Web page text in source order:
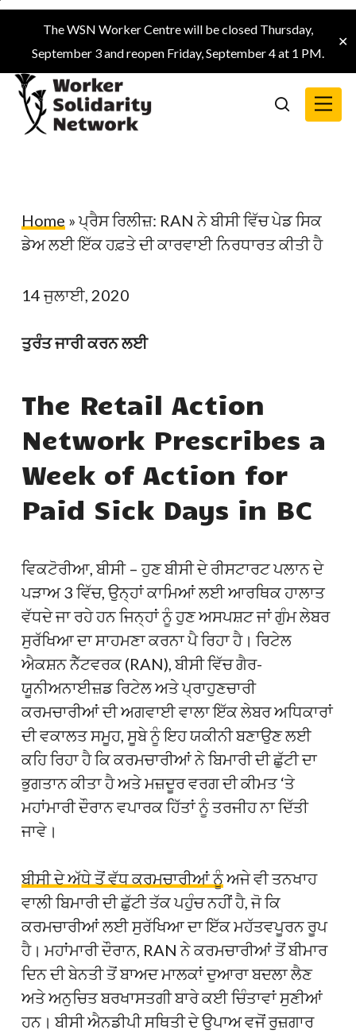
Skip
main
content
The WSN Worker Centre will be closed Thursday,
September 3 and reopen Friday, September 4 at 1 PM.
✕
search
Menu
Home »ਪ੍ਰੈਸ ਰਿਲੀਜ਼: RAN ਨੇ ਬੀਸੀ ਵਿੱਚ ਪੇਡ ਸਿਕ
ਡੇਅ ਲਈ ਇੱਕ ਹਫ਼ਤੇ ਦੀ ਕਾਰਵਾਈ ਨਿਰਧਾਰਤ ਕੀਤੀ ਹੈ
14 ਜੁਲਾਈ, 2020
ਤੁਰੰਤ ਜਾਰੀ ਕਰਨ ਲਈ
The Retail Action
Network Prescribes a
Week of Action for
Paid Sick Days in BC
ਵਿਕਟੋਰੀਆ, ਬੀਸੀ – ਹੁਣ ਬੀਸੀ ਦੇ ਰੀਸਟਾਰਟ ਪਲਾਨ ਦੇ
ਪੜਾਅ 3 ਵਿੱਚ, ਉਨ੍ਹਾਂ ਕਾਮਿਆਂ ਲਈ ਆਰਥਿਕ ਹਾਲਾਤ
ਵੱਧਦੇ ਜਾ ਰਹੇ ਹਨ ਜਿਨ੍ਹਾਂ ਨੂੰ ਹੁਣ ਅਸਪਸ਼ਟ ਜਾਂ ਗੁੰਮ ਲੇਬਰ
ਸੁਰੱਖਿਆ ਦਾ ਸਾਹਮਣਾ ਕਰਨਾ ਪੈ ਰਿਹਾ ਹੈ। ਰਿਟੇਲ
ਐਕਸ਼ਨ ਨੈੱਟਵਰਕ (RAN), ਬੀਸੀ ਵਿੱਚ ਗੈਰ-
ਯੂਨੀਅਨਾਈਜ਼ਡ ਰਿਟੇਲ ਅਤੇ ਪ੍ਰਾਹੁਣਚਾਰੀ
ਕਰਮਚਾਰੀਆਂ ਦੀ ਅਗਵਾਈ ਵਾਲਾ ਇੱਕ ਲੇਬਰ ਅਧਿਕਾਰਾਂ
ਦੀ ਵਕਾਲਤ ਸਮੂਹ, ਸੂਬੇ ਨੂੰ ਇਹ ਯਕੀਨੀ ਬਣਾਉਣ ਲਈ
ਕਹਿ ਰਿਹਾ ਹੈ ਕਿ ਕਰਮਚਾਰੀਆਂ ਨੇ ਬਿਮਾਰੀ ਦੀ ਛੁੱਟੀ ਦਾ
ਭੁਗਤਾਨ ਕੀਤਾ ਹੈ ਅਤੇ ਮਜ਼ਦੂਰ ਵਰਗ ਦੀ ਕੀਮਤ ‘ਤੇ
ਮਹਾਂਮਾਰੀ ਦੌਰਾਨ ਵਪਾਰਕ ਹਿੱਤਾਂ ਨੂੰ ਤਰਜੀਹ ਨਾ ਦਿੱਤੀ
ਜਾਵੇ।
ਬੀਸੀ ਦੇ ਅੱਧੇ ਤੋਂ ਵੱਧ ਕਰਮਚਾਰੀਆਂ ਨੂੰਅਜੇ ਵੀ ਤਨਖਾਹ
ਵਾਲੀ ਬਿਮਾਰੀ ਦੀ ਛੁੱਟੀ ਤੱਕ ਪਹੁੰਚ ਨਹੀਂ ਹੈ, ਜੋ ਕਿ
ਕਰਮਚਾਰੀਆਂ ਲਈ ਸੁਰੱਖਿਆ ਦਾ ਇੱਕ ਮਹੱਤਵਪੂਰਨ ਰੂਪ
ਹੈ। ਮਹਾਂਮਾਰੀ ਦੌਰਾਨ, RAN ਨੇ ਕਰਮਚਾਰੀਆਂ ਤੋਂ ਬੀਮਾਰ
ਦਿਨ ਦੀ ਬੇਨਤੀ ਤੋਂ ਬਾਅਦ ਮਾਲਕਾਂ ਦੁਆਰਾ ਬਦਲਾ ਲੈਣ
ਅਤੇ ਅਨੁਚਿਤ ਬਰਖਾਸਤਗੀ ਬਾਰੇ ਕਈ ਚਿੰਤਾਵਾਂ ਸੁਣੀਆਂ
ਹਨ। ਬੀਸੀ ਐਨਡੀਪੀ ਸਥਿਤੀ ਦੇ ਉਪਾਅ ਵਜੋਂ ਰੁਜ਼ਗਾਰ